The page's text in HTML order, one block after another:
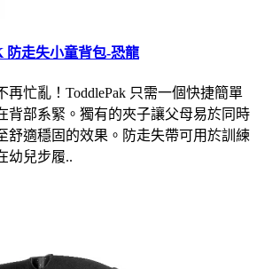
走失小童背包-恐龍
再忙亂！ToddlePak 只需一個快捷簡單
背部系緊。獨有的夾子讓父母易於同時
舒適穩固的效果。防走失帶可用於訓練
幼兒步履..